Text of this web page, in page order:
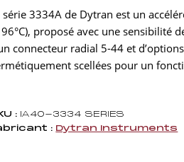
série 3334A de Dytran est un
proposé avec une sensibilité
connecteur radial 5-44 et
scellées pour un
: IA40-3334 SERIES
: Dytran Instruments